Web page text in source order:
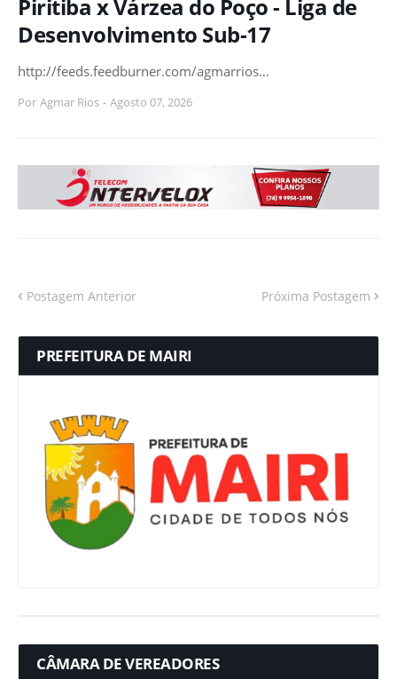
Piritiba x Várzea do Poço - Liga de
Desenvolvimento Sub-17
http://feeds.feedburner.com/agmarrios…
Por Agmar Rios - Agosto 07, 2026
Postagem Anterior Próxima Postagem
PREFEITURA DE MAIRI
CÂMARA DE VEREADORES